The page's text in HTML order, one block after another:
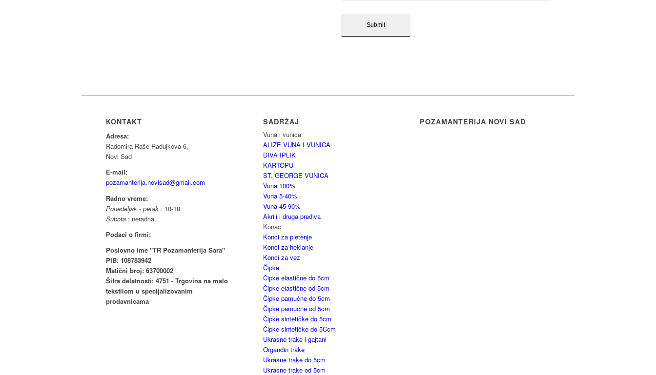
KONTAKT
Adresa:
Radomira Raše Radujkova 6,
Novi Sad
E-mail:
pozamanterija.novisad@gmail.com
Radno vreme:
Ponedeljak - petak : 10-18
Subota : neradna
Podaci o firmi:
Poslovno ime "TR Pozamanterija Sara"
PIB: 108783942
Matični broj: 63700002
Šifra delatnosti: 4751 - Trgovina na malo
tekstilom u specijalizovanim
prodavnicama
SADRŽAJ
Vuna i vunica
ALIZE VUNA I VUNICA
DIVA IPLIK
KARTOPU
ST. GEORGE VUNICA
Vuna 100%
Vuna 5-40%
Vuna 45-90%
Akrili i druga prediva
Konac
Konci za pletenje
Konci za heklanje
Konci za vez
Čipke
Čipke elastične do 5cm
Čipke elastične od 5cm
Čipke pamučne do 5cm
Čipke pamučne od 5cm
Čipke sintetičke do 5cm
Čipke sintetičke do 5Ccm
Ukrasne trake i gajtani
Organdin trake
Ukrasne trake do 5cm
Ukrasne trake od 5cm
POZAMANTERIJA NOVI SAD